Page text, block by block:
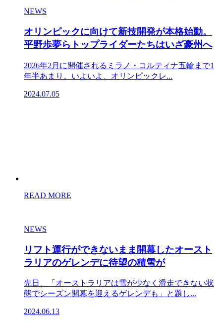
NEWS
オリンピックに向けて新技開発が本格始動。
平野歩夢らトップライダーたちはいざ豪州へ
2026年2月に開催されるミラノ・コルティナ五輪まで1
年半あまり。いよいよ、オリンピックレ...
2024.07.05
READ MORE
NEWS
リフト運行ができないまま開幕したオースト
ラリアのゲレンデに待望の積雪が
先日、「オーストラリアは雪が少なく滑走できない状
態でシーズン開幕を迎えるゲレンデも」と題し...
2024.06.13